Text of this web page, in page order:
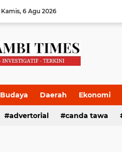
Kamis 6 Agu 2026
Budaya Daerah Ekonomi
Pemprov Politik Press
advertorial canda tawa